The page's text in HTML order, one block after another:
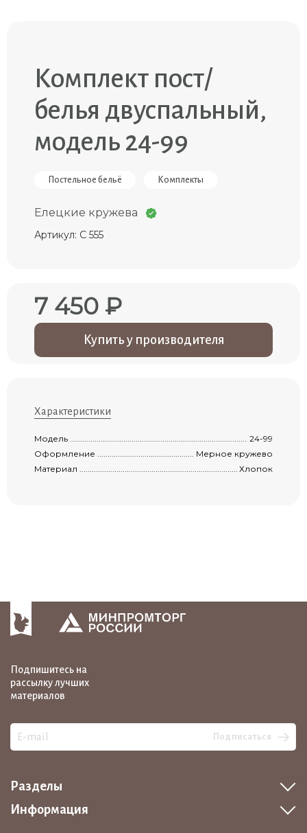
Комплект пост/
белья двуспальный,
модель 24-99
Постельное бельё Комплекты
Елецкие кружева
Артикул: С 555
7 450 ₽
Купить у производителя
Характеристики
Модель
24-99
Оформление
Мерное кружево
Материал
Хлопок
Подпишитесь на
рассылку лучших
материалов
Подписаться
Разделы
Информация